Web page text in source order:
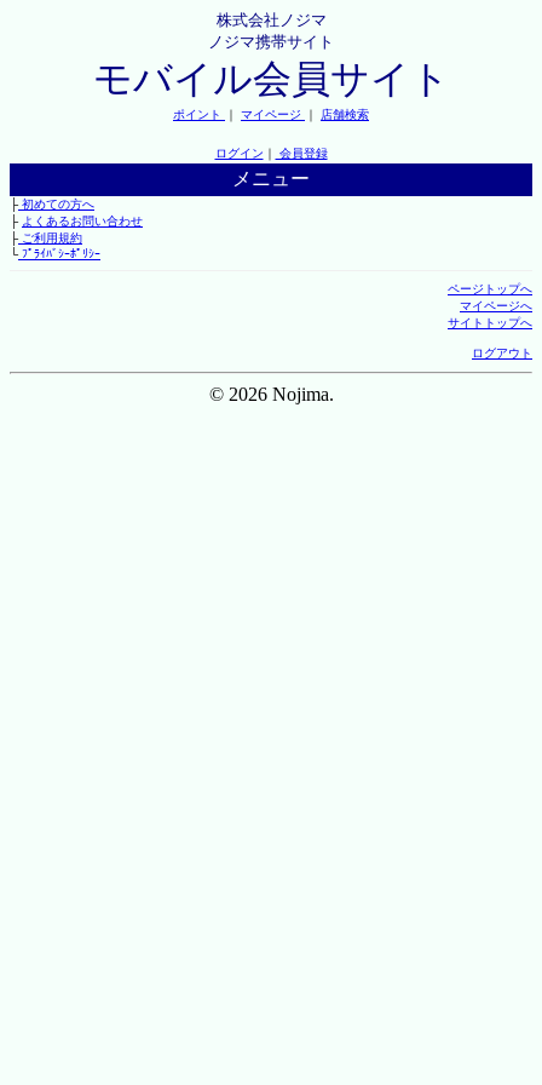
株式会社ノジマ
ノジマ携帯サイト
モバイル会員サイト
ポイント ｜ マイページ ｜ 店舗検索
ログイン ｜ 会員登録
メニュー
├初めての方へ
├ よくあるお問い合わせ
├ご利用規約
└ﾌﾟﾗｲﾊﾞｼｰﾎﾟﾘｼｰ
ページトップへ
マイページへ
サイトトップへ
ログアウト
© 2026 Nojima.